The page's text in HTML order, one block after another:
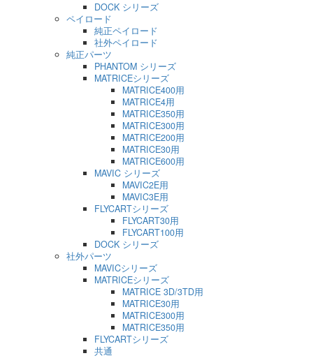
DOCK シリーズ
ペイロード
純正ペイロード
社外ペイロード
純正パーツ
PHANTOM シリーズ
MATRICEシリーズ
MATRICE400用
MATRICE4用
MATRICE350用
MATRICE300用
MATRICE200用
MATRICE30用
MATRICE600用
MAVIC シリーズ
MAVIC2E用
MAVIC3E用
FLYCARTシリーズ
FLYCART30用
FLYCART100用
DOCK シリーズ
社外パーツ
MAVICシリーズ
MATRICEシリーズ
MATRICE 3D/3TD用
MATRICE30用
MATRICE300用
MATRICE350用
FLYCARTシリーズ
共通